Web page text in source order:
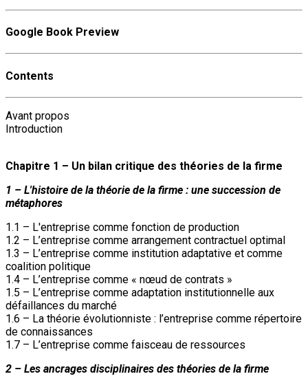
Google Book Preview
Contents
Avant propos
Introduction
Chapitre 1 – Un bilan critique des théories de la firme
1 – L'histoire de la théorie de la firme : une succession de
métaphores
1.1 – L'entreprise comme fonction de production
1.2 – L’entreprise comme arrangement contractuel optimal
1.3 – L’entreprise comme institution adaptative et comme
coalition politique
1.4 – L’entreprise comme « nœud de contrats »
1.5 – L’entreprise comme adaptation institutionnelle aux
défaillances du marché
1.6 – La théorie évolutionniste : l’entreprise comme répertoire
de connaissances
1.7 – L’entreprise comme faisceau de ressources
2 – Les ancrages disciplinaires des théories de la firme